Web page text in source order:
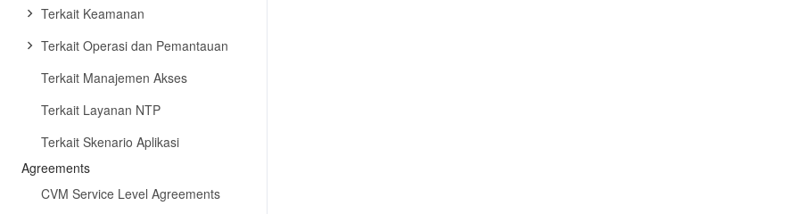
Terkait Keamanan
Terkait Operasi dan Pemantauan
Terkait Manajemen Akses
Terkait Layanan NTP
Terkait Skenario Aplikasi
Agreements
CVM Service Level Agreements